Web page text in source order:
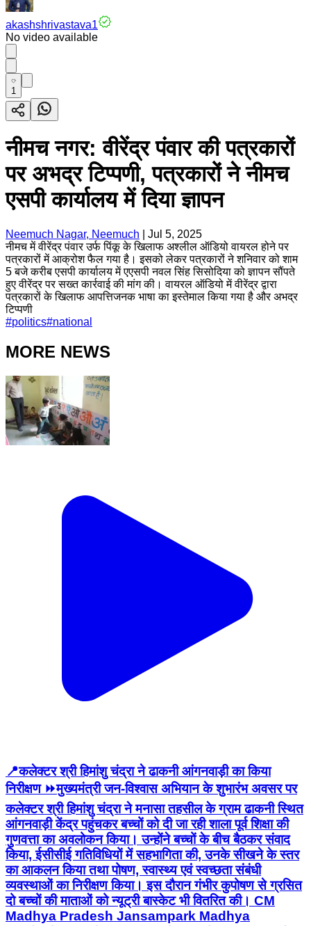
akashshrivastava1
No video available
1
नीमच नगर: वीरेंद्र पंवार की पत्रकारों
पर अभद्र टिप्पणी, पत्रकारों ने नीमच
एसपी कार्यालय में दिया ज्ञापन
Neemuch Nagar, Neemuch
Jul 5, 2025
नीमच में वीरेंद्र पंवार उर्फ पिंकू के खिलाफ अश्लील ऑडियो वायरल होने पर
पत्रकारों में आक्रोश फैल गया है। इसको लेकर पत्रकारों ने शनिवार को शाम
5 बजे करीब एसपी कार्यालय में एएसपी नवल सिंह सिसोदिया को ज्ञापन सौंपते
हुए वीरेंद्र पर सख्त कार्रवाई की मांग की। वायरल ऑडियो में वीरेंद्र द्वारा
पत्रकारों के खिलाफ आपत्तिजनक भाषा का इस्तेमाल किया गया है और अभद्र
टिप्पणी
#politics#national
MORE NEWS
📍कलेक्टर श्री हिमांशु चंद्रा ने ढाकनी आंगनवाड़ी का किया
निरीक्षण ⏩मुख्यमंत्री जन-विश्वास अभियान के शुभारंभ अवसर पर
कलेक्टर श्री हिमांशु चंद्रा ने मनासा तहसील के ग्राम ढाकनी स्थित
आंगनवाड़ी केंद्र पहुंचकर बच्चों को दी जा रही शाला पूर्व शिक्षा की
गुणवत्ता का अवलोकन किया। उन्होंने बच्चों के बीच बैठकर संवाद
किया, ईसीसीई गतिविधियों में सहभागिता की, उनके सीखने के स्तर
का आकलन किया तथा पोषण, स्वास्थ्य एवं स्वच्छता संबंधी
व्यवस्थाओं का निरीक्षण किया। इस दौरान गंभीर कुपोषण से ग्रसित
दो बच्चों की माताओं को न्यूट्री बास्केट भी वितरित की। CM
Madhya Pradesh Jansampark Madhya